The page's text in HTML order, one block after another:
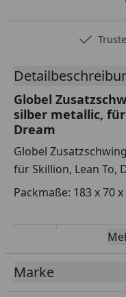
Globel
silber metallic, für
Dream
Globel
für Skillion, Lean To,
Packmaße: 183 x 70
Vitavia
Marke